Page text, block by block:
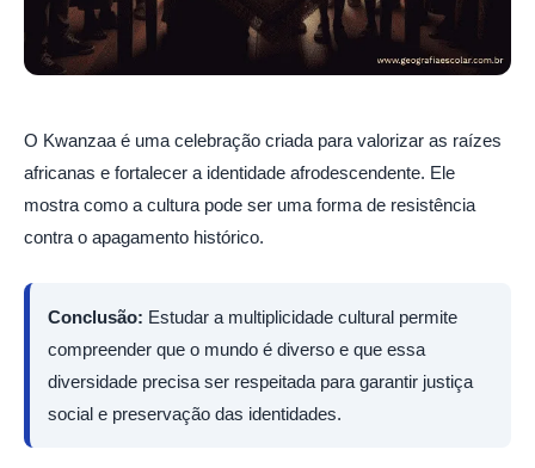
O Kwanzaa é uma celebração criada para valorizar as raízes
africanas e fortalecer a identidade afrodescendente. Ele
mostra como a cultura pode ser uma forma de resistência
contra o apagamento histórico.
Conclusão: Estudar a multiplicidade cultural permite
compreender que o mundo é diverso e que essa
diversidade precisa ser respeitada para garantir justiça
social e preservação das identidades.